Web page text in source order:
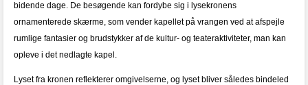
bidende dage. De besøgende kan fordybe sig i lysekronens
ornamenterede skærme, som vender kapellet på vrangen ved at afspejle
rumlige fantasier og brudstykker af de kultur- og teateraktiviteter, man kan
opleve i det nedlagte kapel.
Lyset fra kronen reflekterer omgivelserne, og lyset bliver således bindeled